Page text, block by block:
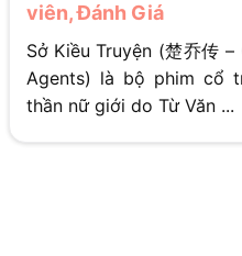
viên, Đánh Giá
Sở Kiều Truyện (楚乔传
Agents) là bộ phim cổ
thần nữ giới do Từ Văn ...